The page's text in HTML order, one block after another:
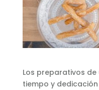
Los preparativos
tiempo y